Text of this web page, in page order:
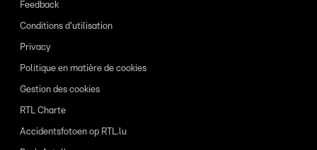
Feedback
Conditions d'utilisation
Privacy
Politique en matière de cookies
Gestion des cookies
RTL Charte
Accidentsfotoen op RTL.lu